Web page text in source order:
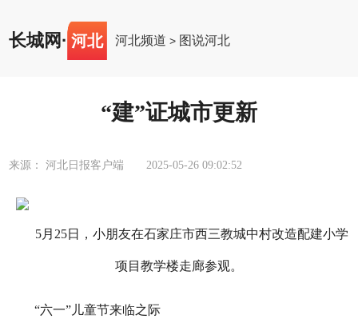
长城网 · 河北 河北频道 > 图说河北
“建”证城市更新
来源： 河北日报客户端 2025-05-26 09:02:52
5月25日，小朋友在石家庄市西三教城中村改造配建小学
项目教学楼走廊参观。
“六一”儿童节来临之际